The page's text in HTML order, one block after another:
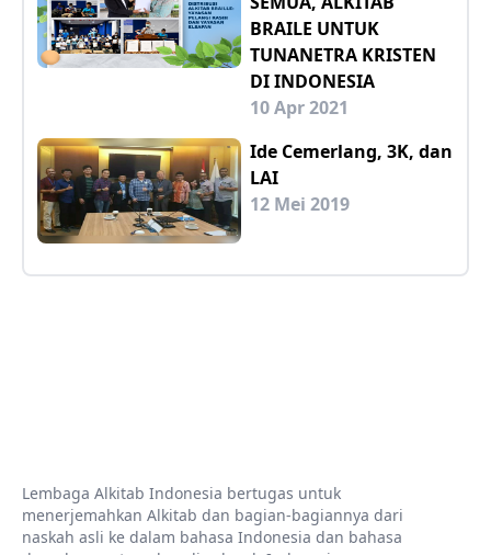
BRAILE UNTUK
TUNANETRA KRISTEN
DI INDONESIA
10 Apr 2021
Ide Cemerlang, 3K, dan
LAI
12 Mei 2019
Lembaga Alkitab Indonesia bertugas untuk
menerjemahkan Alkitab dan bagian-bagiannya dari
naskah asli ke dalam bahasa Indonesia dan bahasa